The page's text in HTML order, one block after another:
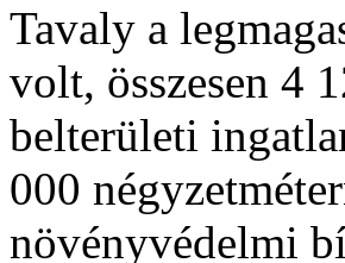
Tavaly a
volt, összesen 4
belterületi
000
növényvédelmi